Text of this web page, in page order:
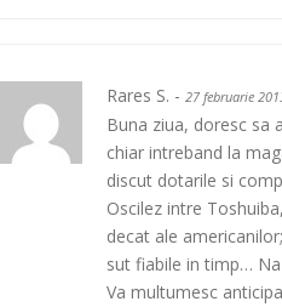
Rares S. - 27 februarie
Buna ziua, doresc sa
chiar intreband la
discut dotarile si
Oscilez intre
decat ale
sut fiabile in timp… Na
Va multumesc